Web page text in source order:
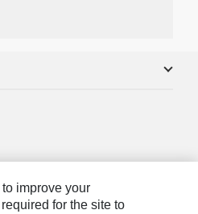
improve your
for the site to